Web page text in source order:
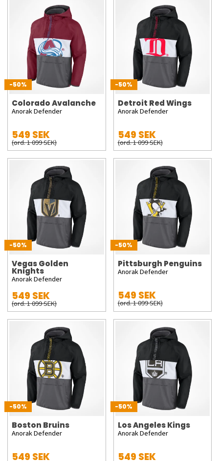
-50%
Colorado Avalanche
Anorak Defender
549 SEK
(ord. 1 099 SEK)
-50%
Detroit Red Wings
Anorak Defender
549 SEK
(ord. 1 099 SEK)
-50%
Vegas Golden
Knights
Anorak Defender
549 SEK
(ord. 1 099 SEK)
-50%
Pittsburgh Penguins
Anorak Defender
549 SEK
(ord. 1 099 SEK)
-50%
Boston Bruins
Anorak Defender
549 SEK
-50%
Los Angeles Kings
Anorak Defender
549 SEK